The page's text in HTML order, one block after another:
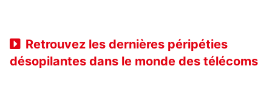
Retrouvez les dernières péripéties
désopilantes dans le monde des télécoms